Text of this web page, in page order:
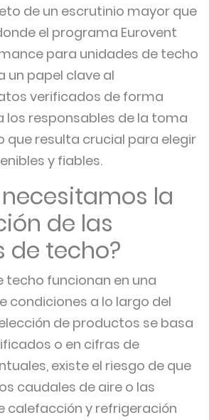
de un escrutinio mayor que
el programa Eurovent
para unidades de techo
un papel clave al
verificados de forma
los responsables de la toma
que resulta crucial para elegir
y fiables.
necesitamos la
de las
de techo?
techo funcionan en una
condiciones a lo largo del
de productos se basa
o en cifras de
existe el riesgo de que
caudales de aire o las
calefacción y refrigeración